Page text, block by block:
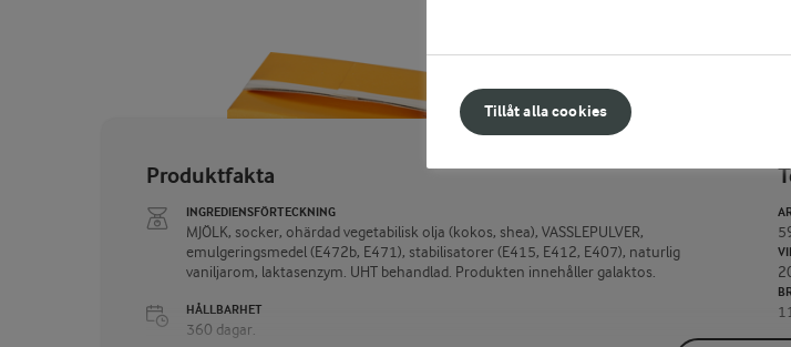
Produktfakta
INGREDIENSFÖRTECKNING
MJÖLK, socker, ohärdad vegetabilisk olja (kokos, shea), VASSLEPULVER,
emulgeringsmedel (E472b, E471), stabilisatorer (E415, E412, E407), naturlig
vaniljarom, laktasenzym. UHT behandlad. Produkten innehåller galaktos.
HÅLLBARHET
360 dagar.
Tillåt alla cookies